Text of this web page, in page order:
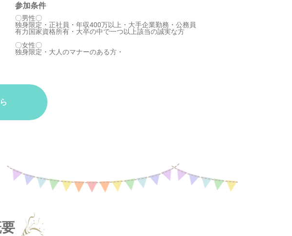
参加条件
〇男性〇
独身限定・正社員・年収400万以上・大手企業勤務・公務員
有力国家資格所有・大卒の中で一つ以上該当の誠実な方
〇女性〇
独身限定・大人のマナーのある方・